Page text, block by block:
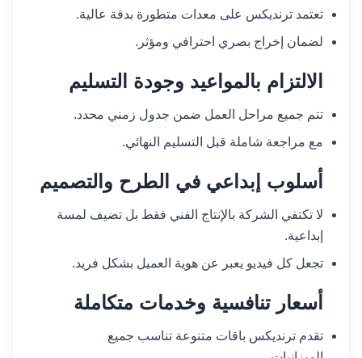
تعتمد ترنديكس على معدات متطورة بدقة عالية.
لضمان إخراج بصري احترافي ومؤثر.
الالتزام بالمواعيد وجودة التسليم
تتم جميع مراحل العمل ضمن جدول زمني محدد.
مع مراجعة شاملة قبل التسليم النهائي.
أسلوب إبداعي في الطرح والتصميم
لا تكتفي الشركة بالإنتاج الفني فقط بل تضيف لمسة
إبداعية.
تجعل كل فيديو يعبر عن هوية العميل بشكل فريد.
أسعار تنافسية وخدمات متكاملة
تقدم ترنديكس باقات متنوعة تناسب جميع